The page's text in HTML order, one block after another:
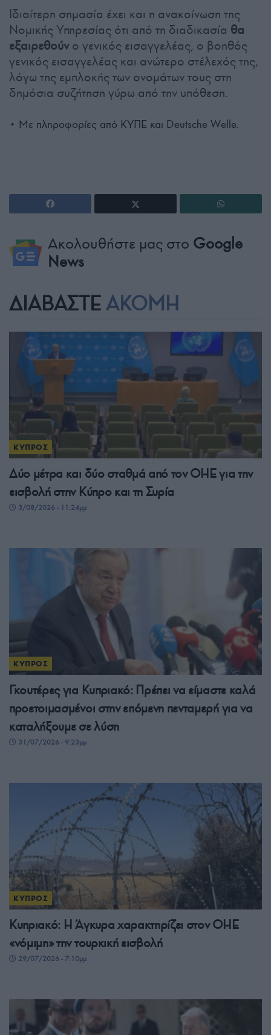
Ιδιαίτερη σημασία έχει και η ανακοίνωση της
Νομικής Υπηρεσίας ότι από τη διαδικασία θα
εξαιρεθούνο γενικός εισαγγελέας, ο βοηθός
γενικός εισαγγελέας και ανώτερο στέλεχός της,
λόγω της εμπλοκής των ονομάτων τους στη
δημόσια συζήτηση γύρω από την υπόθεση.
• Με πληροφορίες από ΚΥΠΕ και Deutsche Welle.
Ακολουθήστε μας στο Google
News
ΔΙΑΒΑΣΤΕ ΑΚΟΜΗ
ΚΥΠΡΟΣ
Δύο μέτρα και δύο σταθμά από τον ΟΗΕ για την
εισβολή στην Κύπρο και τη Συρία
3/08/2026 - 11:24μμ
ΚΥΠΡΟΣ
Γκουτέρες για Κυπριακό: Πρέπει να είμαστε καλά
προετοιμασμένοι στην επόμενη πενταμερή για να
καταλήξουμε σε λύση
31/07/2026 - 9:23μμ
ΚΥΠΡΟΣ
Κυπριακό: Η Άγκυρα χαρακτηρίζει στον ΟΗΕ
«νόμιμη» την τουρκική εισβολή
29/07/2026 - 7:10μμ